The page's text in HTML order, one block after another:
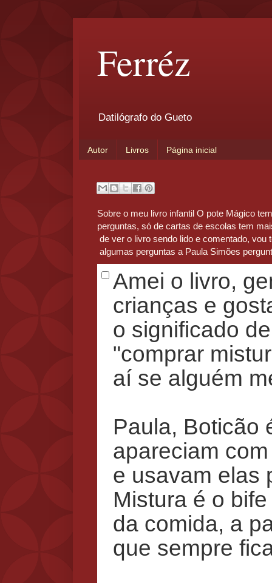
Ferréz
Datilógrafo do Gueto
Autor Livros Página inicial
Sobre o meu livro infantil O pote Mágico
perguntas, só de cartas de escolas tem
de ver o livro sendo lido e comentado, vou
algumas perguntas a Paula Simões
Amei o livro,
crianças e
o significado
"comprar
aí se alguém
Paula, Boticão
apareciam
e usavam elas
Mistura é o
da comida, a
que sempre